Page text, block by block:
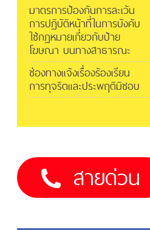
มาตรการป้องกันการละเว้น
การปฏิบัติหน้าที่ในการบังคับ
ใช้กฎหมายเกี่ยวกับป้าย
โฆษณา บนทางสาธารณะ
ช่องทางแจ้งเรื่องร้องเรียน
การทุจริตและประพฤติมิชอบ
สายด่วน